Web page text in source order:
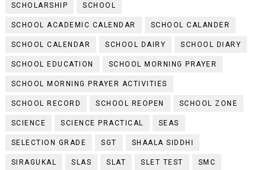
SCHOLARSHIP SCHOOL
SCHOOL ACADEMIC CALENDAR SCHOOL CALANDER
SCHOOL CALENDAR SCHOOL DAIRY SCHOOL DIARY
SCHOOL EDUCATION SCHOOL MORNING PRAYER
SCHOOL MORNING PRAYER ACTIVITIES
SCHOOL RECORD SCHOOL REOPEN SCHOOL ZONE
SCIENCE SCIENCE PRACTICAL SEAS
SELECTION GRADE SGT SHAALA SIDDHI
SIRAGUKAL SLAS SLAT SLET TEST SMC